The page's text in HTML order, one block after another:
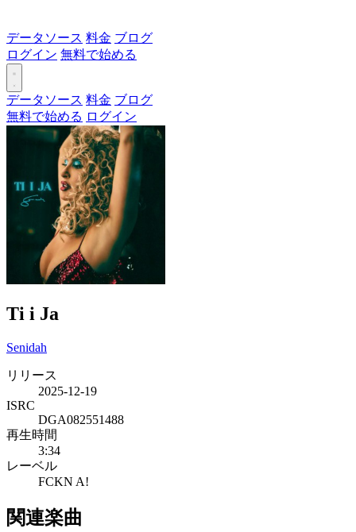
データソース 料金 ブログ
ログイン 無料で始める
データソース 料金 ブログ
無料で始める ログイン
Ti i Ja
Senidah
リリース
2025-12-19
ISRC
DGA082551488
再生時間
3:34
レーベル
FCKN A!
関連楽曲